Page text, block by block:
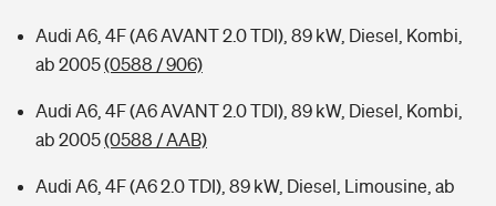
Audi A6, 4F (A6 AVANT 2.0 TDI), 89 kW, Diesel, Kombi,
ab 2005(0588 / 906)
Audi A6, 4F (A6 AVANT 2.0 TDI), 89 kW, Diesel, Kombi,
ab 2005(0588 / AAB)
Audi A6, 4F (A6 2.0 TDI), 89 kW, Diesel, Limousine, ab